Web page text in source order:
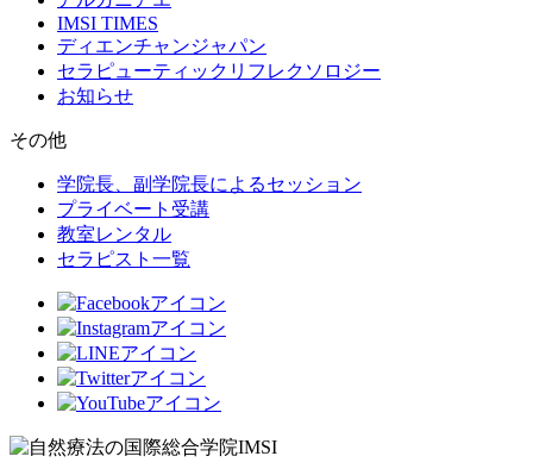
IMSI TIMES
ディエンチャンジャパン
セラピューティックリフレクソロジー
お知らせ
その他
学院長、副学院長によるセッション
プライベート受講
教室レンタル
セラピスト一覧